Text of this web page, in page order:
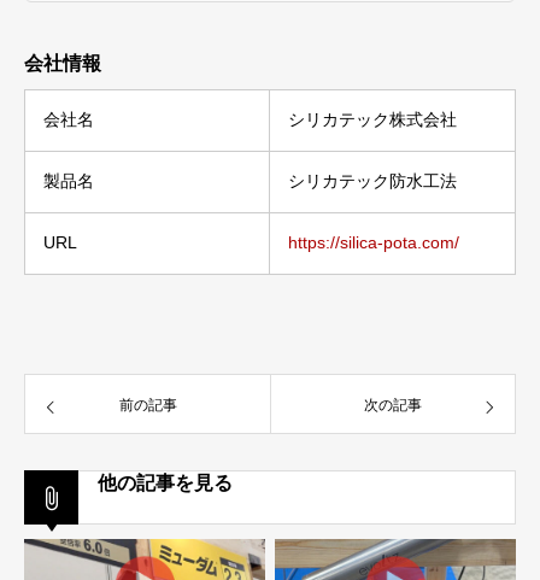
会社情報
会社名 シリカテック株式会社
製品名 シリカテック防水工法
URL https://silica-pota.com/
前の記事 次の記事
他の記事を見る